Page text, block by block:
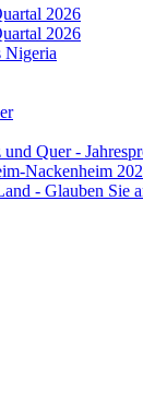
2026
2026
Nigeria
Quer -
Nackenheim
- Glauben Sie